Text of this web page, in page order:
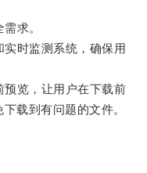
求。
时监测系统，确保用
览，让用户在下载前
载到有问题的文件。